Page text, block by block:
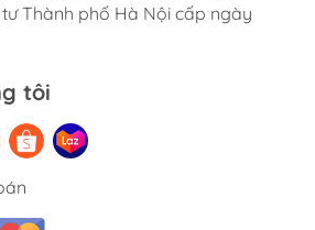
Thành phố Hà Nội cấp ngày
tôi